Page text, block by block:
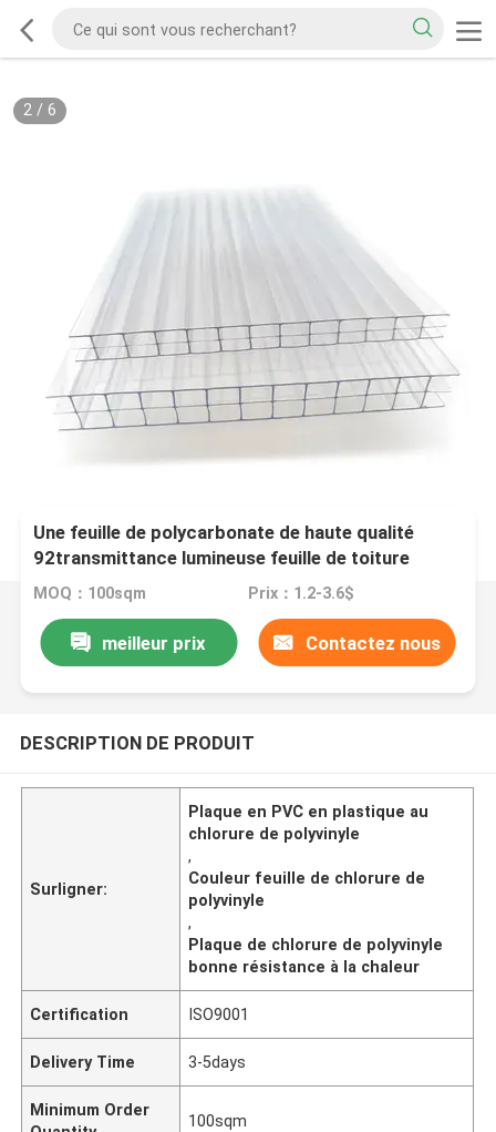
2/ 6
Une feuille de polycarbonate de haute qualité
92transmittance lumineuse feuille de toiture
Pannelli creuse
MOQ：100sqm Prix：1.2-3.6$
meilleur prix Contactez nous
DESCRIPTION DE PRODUIT
Surligner:
Plaque en PVC en plastique au
chlorure de polyvinyle
,
Couleur feuille de chlorure de
polyvinyle
,
Plaque de chlorure de polyvinyle
bonne résistance à la chaleur
Certification ISO9001
Delivery Time 3-5days
Minimum Order
100sqm